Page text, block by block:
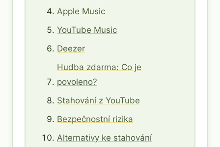
Apple Music
YouTube Music
Deezer
Hudba zdarma: Co je
povoleno?
Stahování z YouTube
Bezpečnostní rizika
Alternativy ke stahování